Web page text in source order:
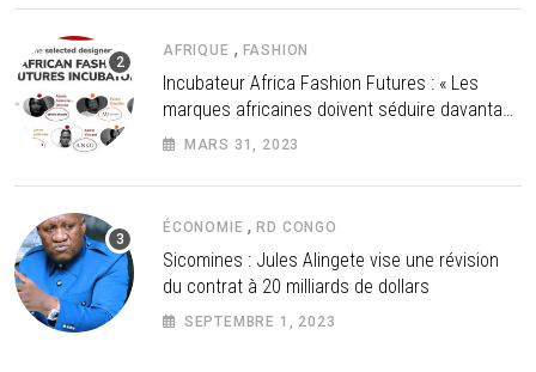
AFRIQUE , FASHION
Incubateur Africa Fashion Futures : « Les
marques africaines doivent séduire davantage
les investisseurs »
MARS 31, 2023
ÉCONOMIE ,RD CONGO
Sicomines : Jules Alingete vise une révision
du contrat à 20 milliards de dollars
SEPTEMBRE 1, 2023